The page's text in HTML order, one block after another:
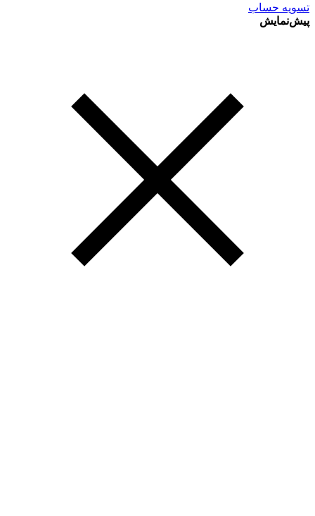
تسویه حساب
پیش‌نمایش